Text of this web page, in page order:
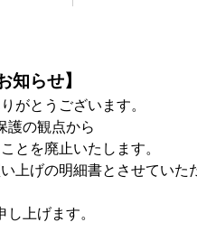
知らせ】
がとうございます。
護の観点から
とを廃止いたします。
上げの明細書とさせていた
上げます。